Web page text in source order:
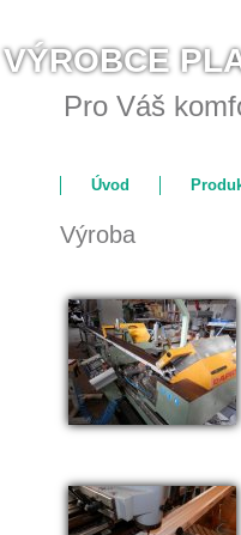
VÝROBCE
Pro Váš
Úvod
Výroba